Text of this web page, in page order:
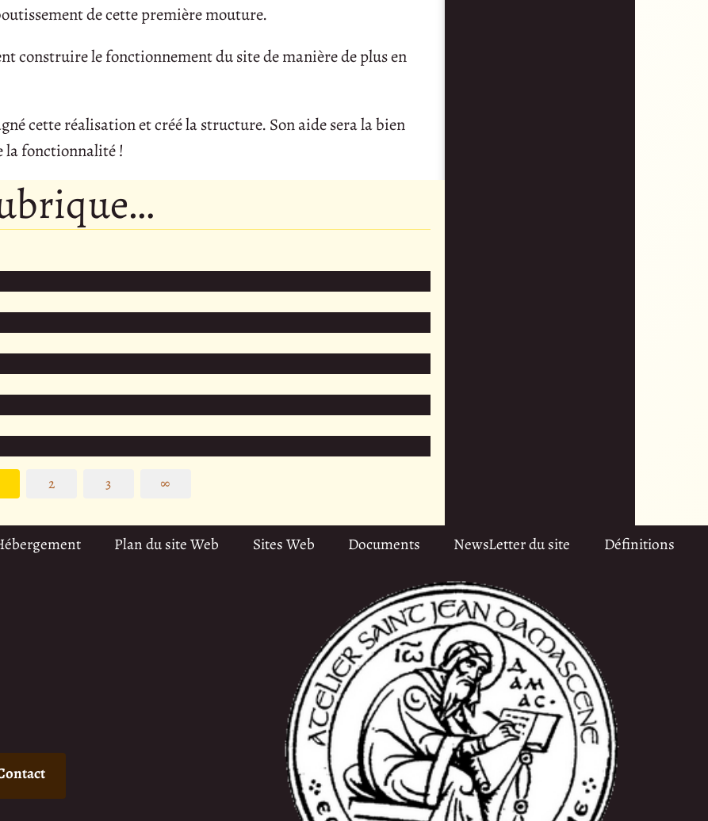
de cette première mouture.
construire le fonctionnement du site de manière de plus en
cette réalisation et créé la structure. Son aide sera la bien
la fonctionnalité !
2 3 ∞
Plan du site Web Sites Web Documents NewsLetter du site Définitions